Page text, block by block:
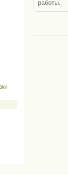
работы.